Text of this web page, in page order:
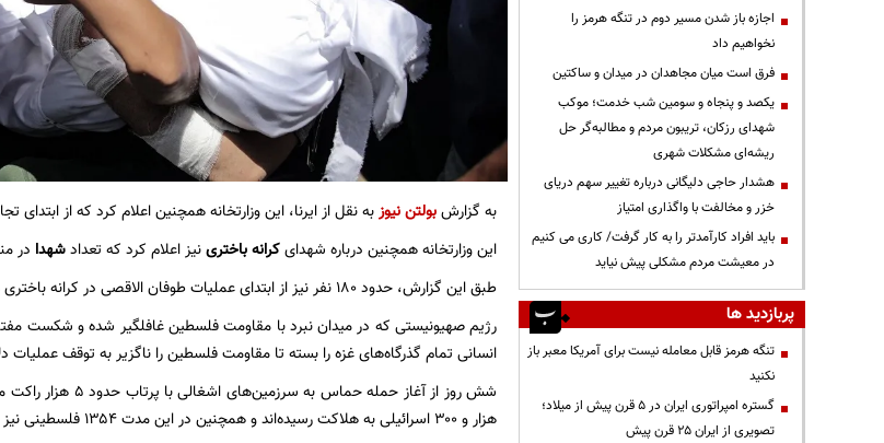
به گزارشبولتن نیوزبه نقل از ایرنا، این وزارتخانه همچنین اعلام کرد که از ابتدای
این وزارتخانه همچنین درباره شهدایکرانه باخترینیز اعلام کرد که تعدادشهدا در
طبق این گزارش، حدود ۱۸۰ نفر نیز از ابتدای عملیات طوفان الاقصی در کرانه باختری مجروح شده‌اند.
رژیم صهیونیستی که در میدان نبرد با مقاومت فلسطین غافلگیر شده و شکست
انسانی تمام گذرگاه‌های غزه را بسته تا مقاومت فلسطین را ناگزیر به توقف عملیات
شش روز از آغاز
هزار و ۳۰۰ اسرائیلی به هلاکت رسیده‌اند و همچنین در این مدت ۱۳۵۴ فلسطینی نیز به شهادت رسیده و هزاران نفر هم مجروح شده‌اند.
اجازه باز شدن مسیر دوم در تنگه هرمز را
نخواهیم داد
فرق است میان مجاهدان در میدان و ساکتین
یکصد و پنجاه و سومین شب خدمت؛ موکب
شهدای رزکان، تریبون مردم و مطالبه‌گر حل
ریشه‌ای مشکلات شهری
هشدار حاجی دلیگانی درباره تغییر سهم دریای
خزر و مخالفت با واگذاری امتیاز
باید افراد کارآمدتر را به کار گرفت/ کاری می کنیم
در معیشت مردم مشکلی پیش نیاید
پربازدید ها
تنگه هرمز قابل معامله نیست برای آمریکا معبر باز
نکنید
گستره امپراتوری ایران در ۵ قرن پیش از میلاد؛
تصویری از ایران ۲۵ قرن پیش